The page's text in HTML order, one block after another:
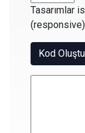
Tasarımlar
(responsive)
Kod